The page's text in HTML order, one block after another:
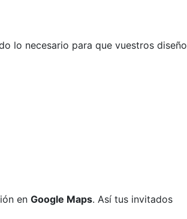
lo necesario para que vuestros diseño
en Google Maps. Así tus invitados